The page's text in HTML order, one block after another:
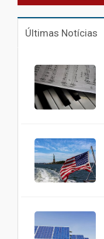
Últimas Notícias